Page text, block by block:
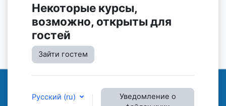
Некоторые курсы,
возможно, открыты для
гостей
Зайти гостем
Русский ‎(ru)‎
Уведомление о